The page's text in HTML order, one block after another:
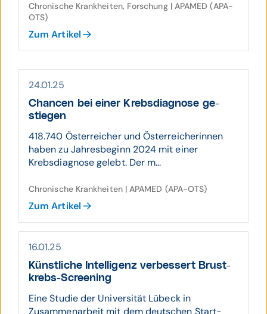
Chronische Krankheiten, Forschung | APAMED (APA-
OTS)
Zum Artikel
24.01.25
Chancen bei einer Krebs­dia­gnose ge­
stiegen
418.740 Österreicher und Österreicherinnen
haben zu Jahresbeginn 2024 mit einer
Krebsdiagnose gelebt. Der m...
Chronische Krankheiten | APAMED (APA-OTS)
Zum Artikel
16.01.25
Künst­liche Intelli­genz ver­bes­sert Brust­
krebs-Screening
Eine Studie der Universität Lübeck in
Zusammenarbeit mit dem deutschen Start-